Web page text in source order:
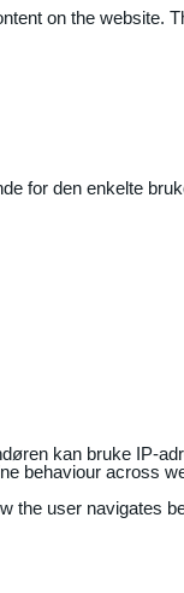
on the website.
for den enkelte
kan bruke IP-
behaviour across
the user navigates